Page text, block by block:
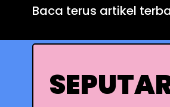
content
Baca terus artikel